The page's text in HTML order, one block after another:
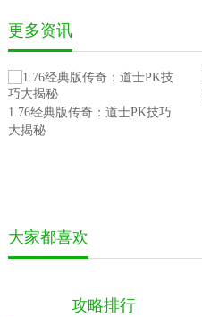
更多资讯
1.76经典版传奇：道士PK技巧
大揭秘
大家都喜欢
攻略排行